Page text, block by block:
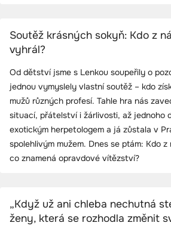
Soutěž krásných sokyň: Kdo z
vyhrál?
Od dětství jsme s Lenkou soupeřily o
jednou vymyslely vlastní soutěž – kdo
mužů různých profesí. Tahle hra nás
situací, přátelství i žárlivosti, až jednoho
exotickým herpetologem a já zůstala v
spolehlivým mužem. Dnes se ptám: Kdo
co znamená opravdové vítězství?
„Když už ani chleba nechutná
ženy, která se rozhodla změnit